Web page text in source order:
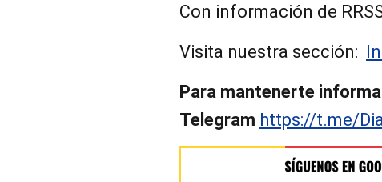
Con información de
Visita nuestra sección:
Para mantenerte
Telegram https://t.me/